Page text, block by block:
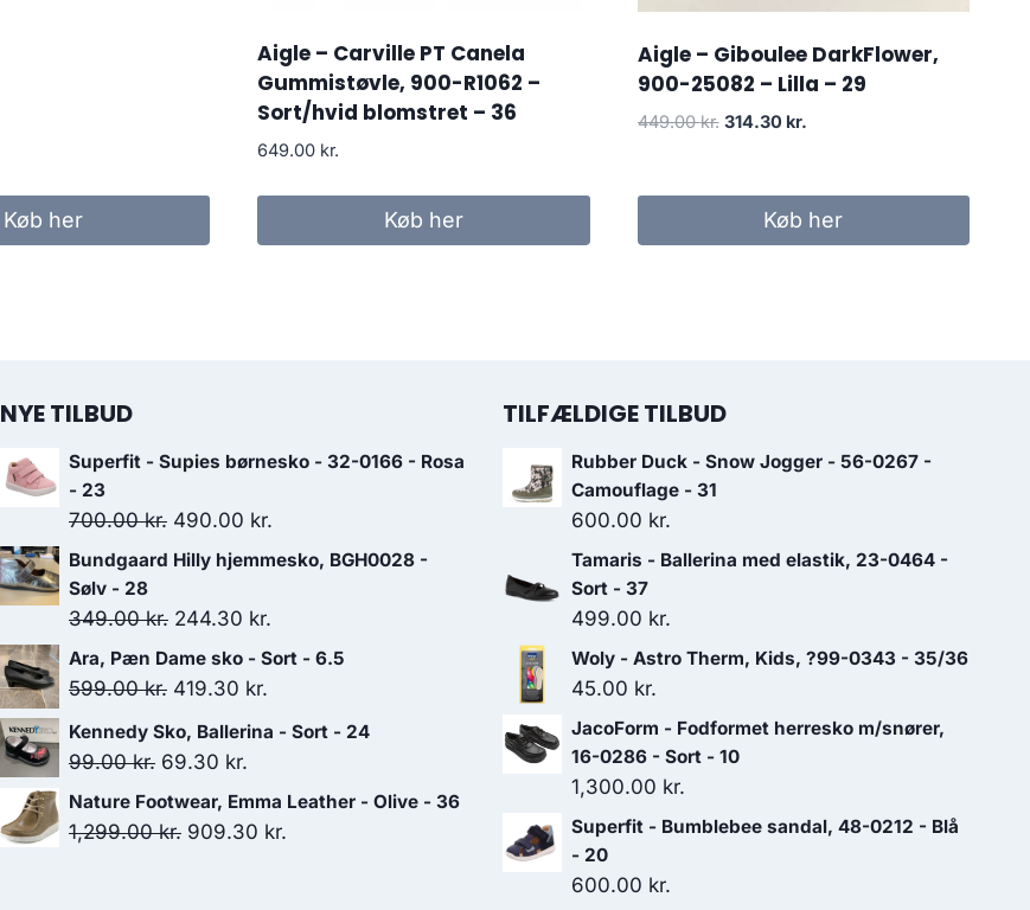
Køb her
Aigle – Carville PT Canela
Gummistøvle, 900-R1062 –
Sort/hvid blomstret – 36
649.00 kr.
Køb her
Aigle – Giboulee DarkFlower,
900-25082 – Lilla – 29
449.00kr. Den
var:
449.00 kr..
314.30 kr.
er:
314.30 kr..
Køb her
NYE TILBUD
Superfit - Supies børnesko - 32-0166 - Rosa
- 23
700.00kr. Den
oprindelige
var:
700.00 kr..
490.00 kr.
aktuelle
490.00 kr..
Bundgaard Hilly hjemmesko, BGH0028 -
Sølv - 28
349.00kr. Den
oprindelige
pris
349.00 kr..
244.30 kr.
aktuelle
244.30 kr..
Ara, Pæn Dame sko - Sort - 6.5
599.00kr. Den
oprindelige
pris
599.00 kr..
419.30 kr.
aktuelle
419.30 kr..
Kennedy Sko, Ballerina - Sort - 24
99.00kr. Den
oprindelige
pris
69.30 kr.
aktuelle
pris
Nature Footwear, Emma Leather - Olive - 36
1,299.00kr. Den
909.30 kr.
TILFÆLDIGE TILBUD
Rubber Duck - Snow Jogger - 56-0267 -
Camouflage - 31
600.00 kr.
Tamaris - Ballerina med elastik, 23-0464 -
Sort - 37
499.00 kr.
Woly - Astro Therm, Kids, ?99-0343 - 35/36
45.00 kr.
JacoForm - Fodformet herresko m/snører,
16-0286 - Sort - 10
1,300.00 kr.
Superfit - Bumblebee sandal, 48-0212 - Blå
- 20
600.00 kr.